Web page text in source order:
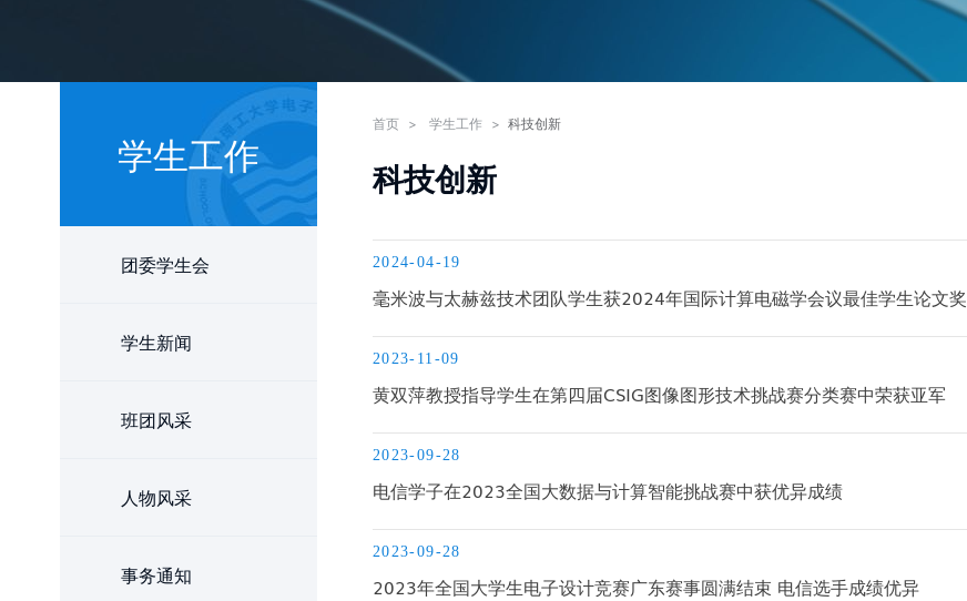
学生工作
团委学生会
学生新闻
班团风采
人物风采
事务通知
首页 > 学生工作 > 科技创新
科技创新
2024-04-19
毫米波与太赫兹技术团队学生获2024年国际计算电磁学会议最佳学生论文奖
2023-11-09
黄双萍教授指导学生在第四届CSIG图像图形技术挑战赛分类赛中荣获亚军
2023-09-28
电信学子在2023全国大数据与计算智能挑战赛中获优异成绩
2023-09-28
2023年全国大学生电子设计竞赛广东赛事圆满结束 电信选手成绩优异